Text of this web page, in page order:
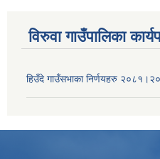
विरुवा गाउँपालिका
हिउँदे गाउँसभाका निर्णयहरु